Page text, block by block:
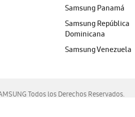
Samsung Panamá
Samsung República
Dominicana
Samsung Venezuela
Todos los Derechos Reservados.